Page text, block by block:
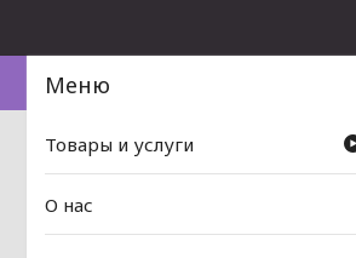
Товары и услуги
О нас